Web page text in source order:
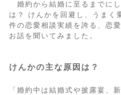
婚約から結婚に至るまでに
は？ けんかを回避し、うまく
件の恋愛相談実績を誇る、恋
お話を聞いてみました。
けんかの主な原因は？
「婚約中は結婚式や披露宴、